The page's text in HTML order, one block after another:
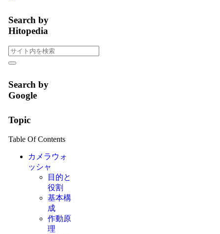
Search by
Hitopedia
Search by
Google
Topic
Table Of Contents
カメラウォ
ッシャ
目的と
役割
基本構
成
作動原
理